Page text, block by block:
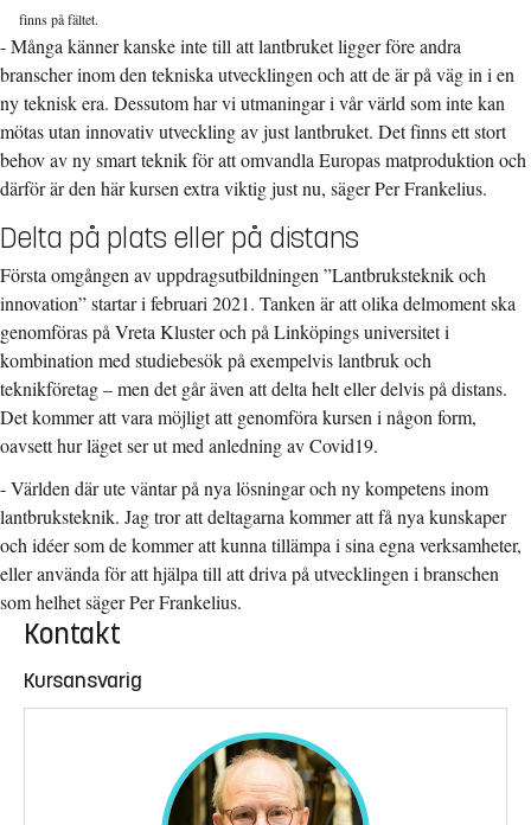
finns på fältet.
- Många känner kanske inte till att lantbruket ligger före andra
branscher inom den tekniska utvecklingen och att de är på väg in i en
ny teknisk era. Dessutom har vi utmaningar i vår värld som inte kan
mötas utan innovativ utveckling av just lantbruket. Det finns ett stort
behov av ny smart teknik för att omvandla Europas matproduktion och
därför är den här kursen extra viktig just nu, säger Per Frankelius.
Delta på plats eller på distans
Första omgången av uppdragsutbildningen ”Lantbruksteknik och
innovation” startar i februari 2021. Tanken är att olika delmoment ska
genomföras på Vreta Kluster och på Linköpings universitet i
kombination med studiebesök på exempelvis lantbruk och
teknikföretag – men det går även att delta helt eller delvis på distans.
Det kommer att vara möjligt att genomföra kursen i någon form,
oavsett hur läget ser ut med anledning av Covid19.
- Världen där ute väntar på nya lösningar och ny kompetens inom
lantbruksteknik. Jag tror att deltagarna kommer att få nya kunskaper
och idéer som de kommer att kunna tillämpa i sina egna verksamheter,
eller använda för att hjälpa till att driva på utvecklingen i branschen
som helhet säger Per Frankelius.
Kontakt
Kursansvarig